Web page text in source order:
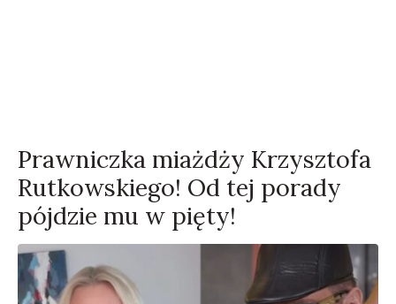
Prawniczka miażdży Krzysztofa
Rutkowskiego! Od tej porady
pójdzie mu w pięty!